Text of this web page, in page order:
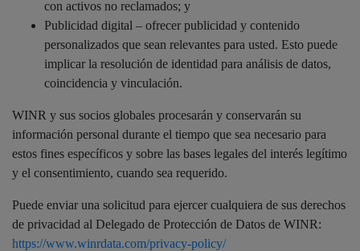
con activos no reclamados; y
Publicidad digital – ofrecer publicidad y contenido
personalizados que sean relevantes para usted. Esto puede
implicar la resolución de identidad para análisis de datos,
coincidencia y vinculación.
WINR y sus socios globales procesarán y conservarán su
información personal durante el tiempo que sea necesario para
estos fines específicos y sobre las bases legales del interés legítimo
y el consentimiento, cuando sea requerido.
Puede enviar una solicitud para ejercer cualquiera de sus derechos
de privacidad al Delegado de Protección de Datos de WINR:
https://www.winrdata.com/privacy-policy/